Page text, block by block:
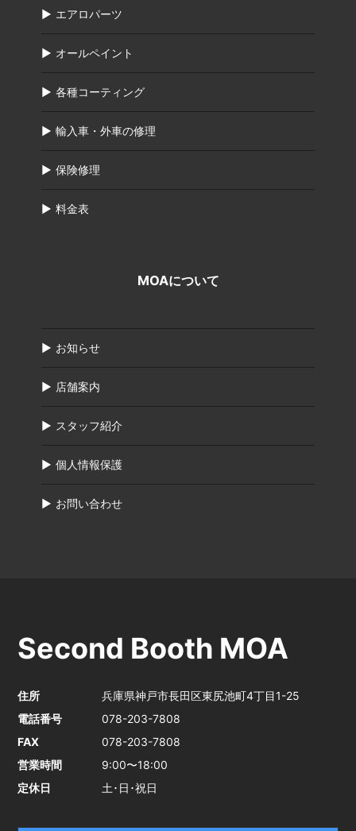
エアロパーツ
オールペイント
各種コーティング
輸入車・外車の修理
保険修理
料金表
MOAについて
お知らせ
店舗案内
スタッフ紹介
個人情報保護
お問い合わせ
Second Booth MOA
住所
兵庫県神戸市長田区東尻池町4丁目1-25
電話番号
078-203-7808
FAX
078-203-7808
営業時間
9:00〜18:00
定休日
土･日･祝日